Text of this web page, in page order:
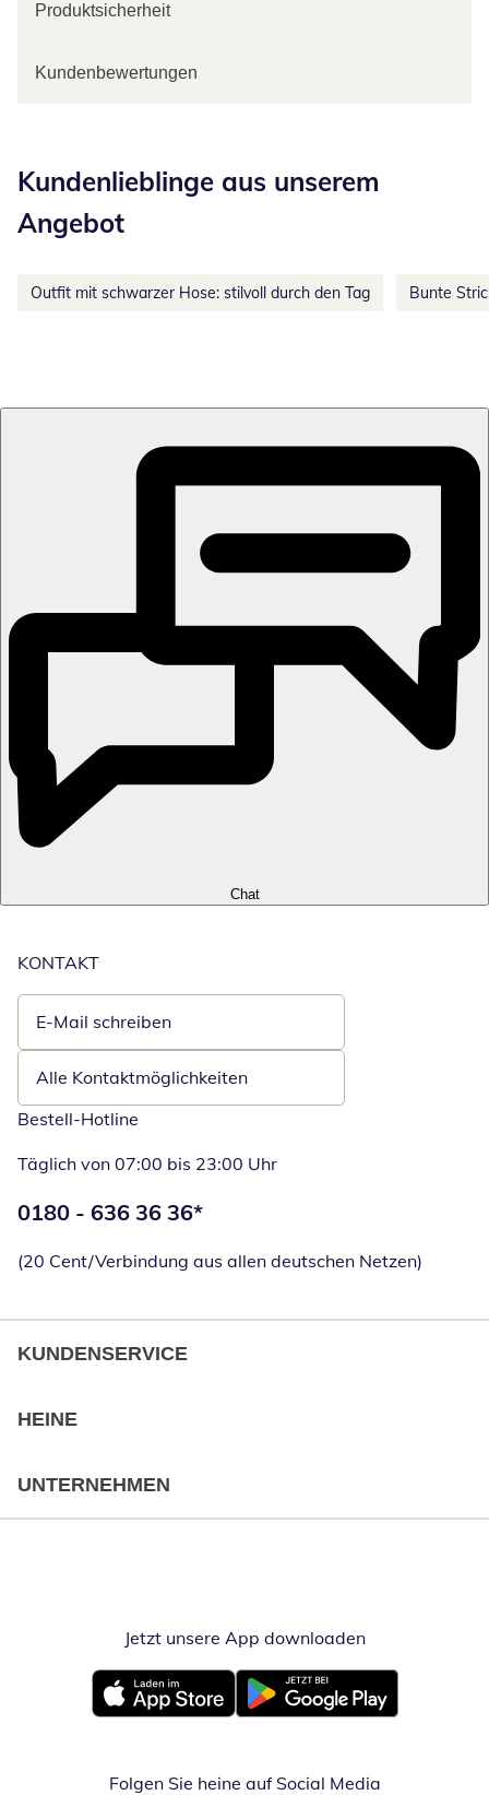
Produktsicherheit
Kundenbewertungen
Kundenlieblinge aus unserem
Angebot
Outfit mit schwarzer Hose: stilvoll durch den Tag Bunte
Chat
KONTAKT
E-Mail schreiben
Öffnet E-Mail-Client
Alle Kontaktmöglichkeiten
Bestell-Hotline
Täglich von 07:00 bis 23:00 Uhr
Telefonnummer:
0180 - 636 36 36*
(20 Cent/Verbindung aus allen deutschen Netzen)
KUNDENSERVICE
HEINE
UNTERNEHMEN
Jetzt unsere App downloadenÖffnet in
Öffnet in neuem FensterÖffnet in neuem Fenster
Folgen Sie heine auf Social Media